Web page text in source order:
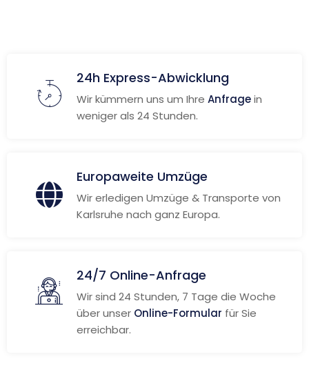
24h Express-Abwicklung
Wir kümmern uns um Ihre Anfragein
weniger als 24 Stunden.
Europaweite Umzüge
Wir erledigen Umzüge & Transporte von
Karlsruhe nach ganz Europa.
24/7 Online-Anfrage
Wir sind 24 Stunden, 7 Tage die Woche
über unser Online-Formular für Sie
erreichbar.